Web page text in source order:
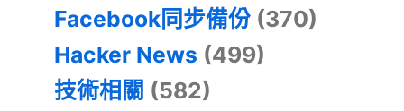
Facebook同步備份 (370)
Hacker News (499)
技術相關 (582)